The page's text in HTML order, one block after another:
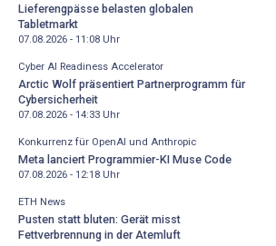
Lieferengpässe belasten globalen
Tabletmarkt
07.08.2026 - 11:08Uhr
Cyber AI Readiness Accelerator
Arctic Wolf präsentiert Partnerprogramm für
Cybersicherheit
07.08.2026 - 14:33Uhr
Konkurrenz für OpenAI und Anthropic
Meta lanciert Programmier-KI Muse Code
07.08.2026 - 12:18Uhr
ETH News
Pusten statt bluten: Gerät misst
Fettverbrennung in der Atemluft